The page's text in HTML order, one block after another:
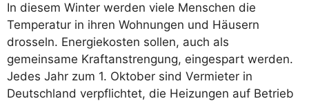
In diesem Winter werden viele Menschen die
Temperatur in ihren Wohnungen und Häusern
drosseln. Energiekosten sollen, auch als
gemeinsame Kraftanstrengung, eingespart werden.
Jedes Jahr zum 1. Oktober sind Vermieter in
Deutschland verpflichtet, die Heizungen auf Betrieb